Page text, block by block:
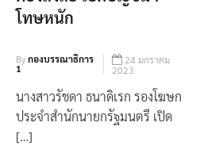
โทษหนัก
Byกองบรรณาธิการ
1
24 มกราคม
2023
นางสาวรัชดา ธนาดิเรก รองโฆษก
ประจำสำนักนายกรัฐมนตรี เปิด
[…]